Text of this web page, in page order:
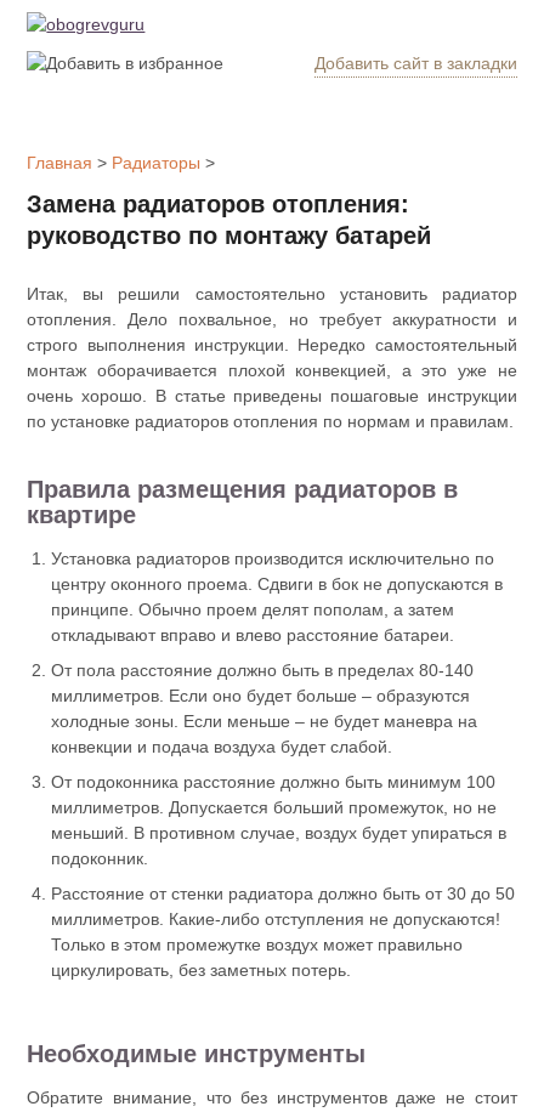
Добавить сайт в закладки
Котлы
отопления
Утепление
Печи и
Утеплители
Главная > Радиаторы >
Замена радиаторов отопления:
руководство по монтажу батарей
Итак, вы решили самостоятельно установить радиатор
отопления. Дело похвальное, но требует аккуратности и
строго выполнения инструкции. Нередко самостоятельный
монтаж оборачивается плохой конвекцией, а это уже не
очень хорошо. В статье приведены пошаговые инструкции
по установке радиаторов отопления по нормам и правилам.
Правила размещения радиаторов в
квартире
Установка радиаторов производится исключительно по
центру оконного проема. Сдвиги в бок не допускаются в
принципе. Обычно проем делят пополам, а затем
откладывают вправо и влево расстояние батареи.
От пола расстояние должно быть в пределах 80-140
миллиметров. Если оно будет больше – образуются
холодные зоны. Если меньше – не будет маневра на
конвекции и подача воздуха будет слабой.
От подоконника расстояние должно быть минимум 100
миллиметров. Допускается больший промежуток, но не
меньший. В противном случае, воздух будет упираться в
подоконник.
Расстояние от стенки радиатора должно быть от 30 до 50
миллиметров. Какие-либо отступления не допускаются!
Только в этом промежутке воздух может правильно
циркулировать, без заметных потерь.
Необходимые инструменты
Обратите внимание, что без инструментов даже не стоит